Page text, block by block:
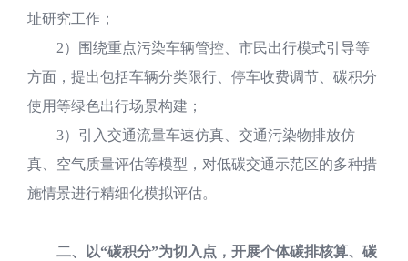
址研究工作；
2）围绕重点污染车辆管控、市民出行模式引导等
方面，提出包括车辆分类限行、停车收费调节、碳积分
使用等绿色出行场景构建；
3）引入交通流量车速仿真、交通污染物排放仿
真、空气质量评估等模型，对低碳交通示范区的多种措
施情景进行精细化模拟评估。
二、以“碳积分”为切入点，开展个体碳排核算、碳